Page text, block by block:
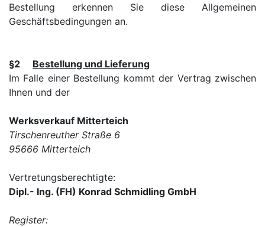
Bestellung erkennen Sie diese Allgemeinen
Geschäftsbedingungen an.
§2
Bestellung und Lieferung
Im Falle einer Bestellung kommt der Vertrag zwischen
Ihnen und der
Werksverkauf Mitterteich
Tirschenreuther Straße 6
95666 Mitterteich
Vertretungsberechtigte:
Dipl.- Ing. (FH) Konrad Schmidling GmbH
Register: